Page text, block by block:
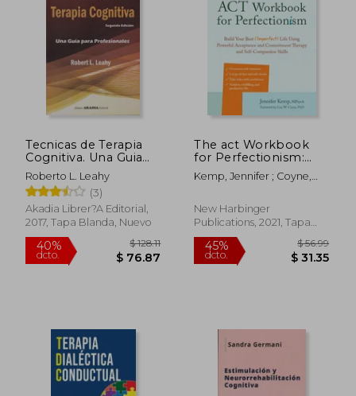
Tecnicas de Terapia
Cognitiva. Una Guia
Para Profesionales.
Segunda Edicion
Roberto L. Leahy
(3)
Akadia Librer?A Editorial,
2017, Tapa Blanda, Nuevo
The act Workbook
for Perfectionism:
Build Your Best
(Imperfect) Life Using
& Commitment
Therapy and Self-
Inglés)
Kemp, Jennifer ; Coyne,
New Harbinger
Publications, 2021, Tapa
Blanda, Nuevo